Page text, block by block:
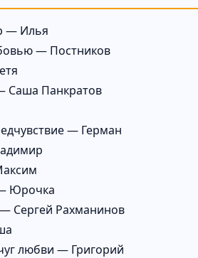
— Илья
— Постников
Саша Панкратов
— Герман
Юрочка
Сергей Рахманинов
любви — Григорий